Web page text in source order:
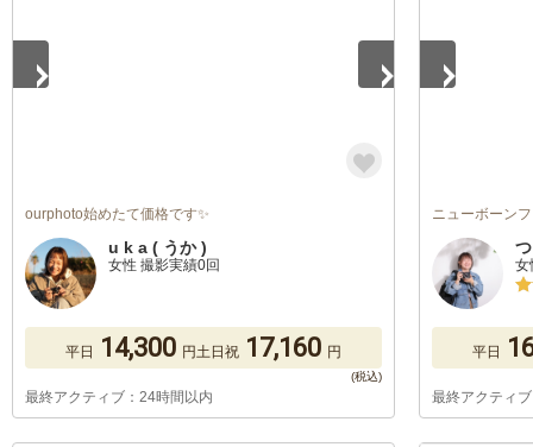
ourphoto始めたて価格です✨
u k a ( うか )
女性 撮影実績0回
平日 14,300 円土日祝 17,160 円
最終アクティブ：24時間以内
ニューボーン
女
平日
最終アクティ